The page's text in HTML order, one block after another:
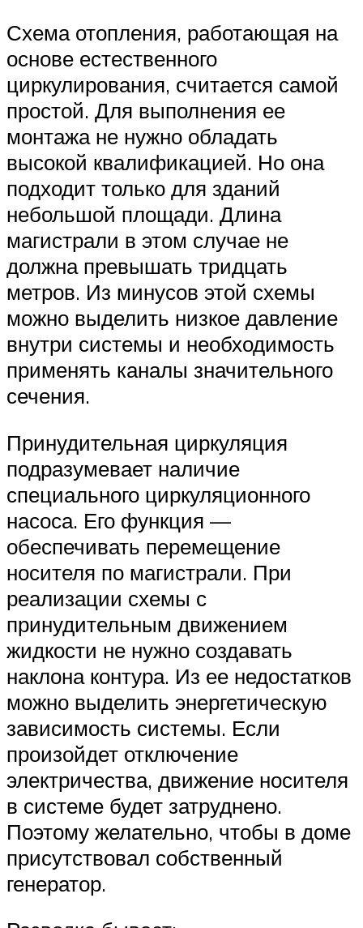
Схема отопления, работающая на
основе естественного
циркулирования, считается самой
простой. Для выполнения ее
монтажа не нужно обладать
высокой квалификацией. Но она
подходит только для зданий
небольшой площади. Длина
магистрали в этом случае не
должна превышать тридцать
метров. Из минусов этой схемы
можно выделить низкое давление
внутри системы и необходимость
применять каналы значительного
сечения.
Принудительная циркуляция
подразумевает наличие
специального циркуляционного
насоса. Его функция —
обеспечивать перемещение
носителя по магистрали. При
реализации схемы с
принудительным движением
жидкости не нужно создавать
наклона контура. Из ее недостатков
можно выделить энергетическую
зависимость системы. Если
произойдет отключение
электричества, движение носителя
в системе будет затруднено.
Поэтому желательно, чтобы в доме
присутствовал собственный
генератор.